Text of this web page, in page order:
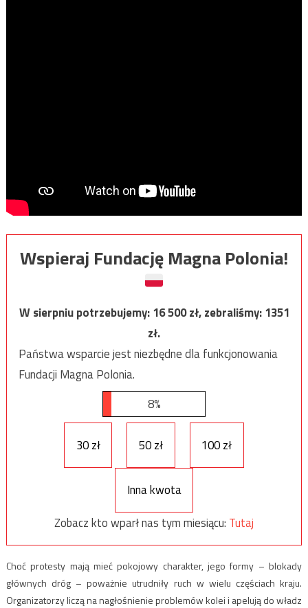
Wspieraj Fundację Magna Polonia!
W sierpniu potrzebujemy:16 500zł, zebraliśmy:1351
zł.
Państwa wsparcie jest niezbędne dla funkcjonowania
Fundacji Magna Polonia.
8%
30 zł 50 zł 100 zł
Inna kwota
Zobacz kto wparł nas tym miesiącu: Tutaj
Choć protesty mają mieć pokojowy charakter, jego formy – blokady
głównych dróg – poważnie utrudniły ruch w wielu częściach kraju.
Organizatorzy liczą na nagłośnienie problemów kolei i apelują do władz